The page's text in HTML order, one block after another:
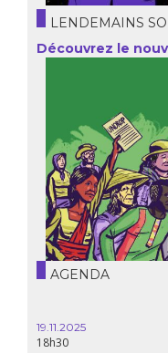
LENDEMAINS
Découvrez le
AGENDA
19.11.2025
18h30